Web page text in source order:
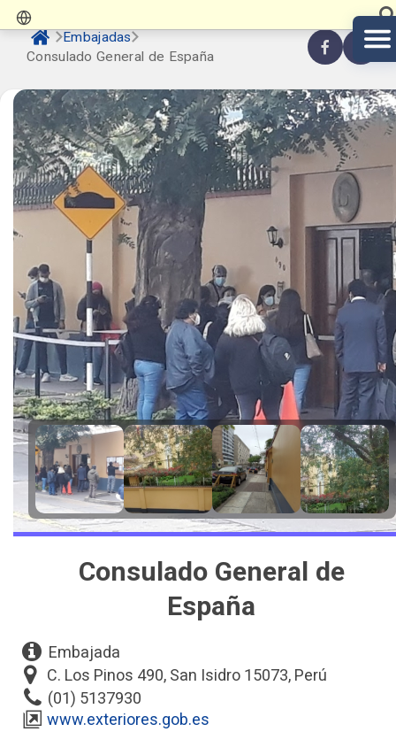
Embajadas
Consulado General de España
Consulado General de
España
Embajada
C. Los Pinos 490, San Isidro 15073, Perú
(01) 5137930
www.exteriores.gob.es